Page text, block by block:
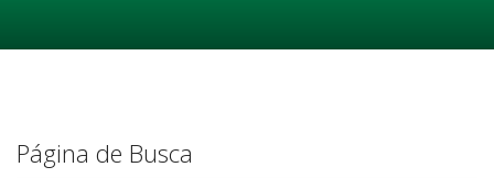
Página de Busca